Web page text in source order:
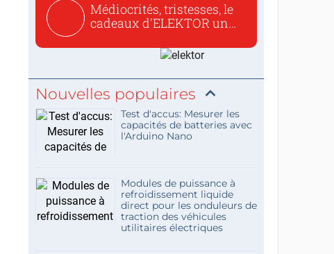
Médiocrités, tristesses, le
cadeaux d'ELEKTOR un
Nouvelles populaires
Test d'accus: Mesurer les
capacités de batteries avec
l'Arduino Nano
Modules de puissance à
refroidissement liquide
direct pour les onduleurs de
traction des véhicules
utilitaires électriques